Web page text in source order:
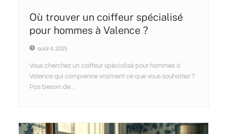
Où trouver un coiffeur spécialisé
pour hommes à Valence ?
août 4, 2025
Vous cherchez un coiffeur spécialisé pour hommes à
Valence qui comprenne vraiment ce que vous souhaitez ?
Pas besoin de...